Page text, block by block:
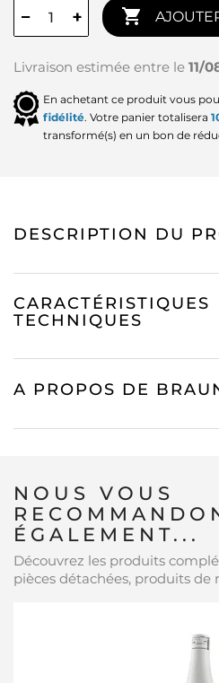
− + 
Livraison estimée entre le 11/
En achetant ce produit vous
fidélité. Votre panier totalisera
transformé(s) en un bon de
DESCRIPTION DU
CARACTÉRISTIQUES
TECHNIQUES
A PROPOS DE
NOUS VOUS
ÉGALEMENT...
Découvrez les produits
pièces détachées, produits de